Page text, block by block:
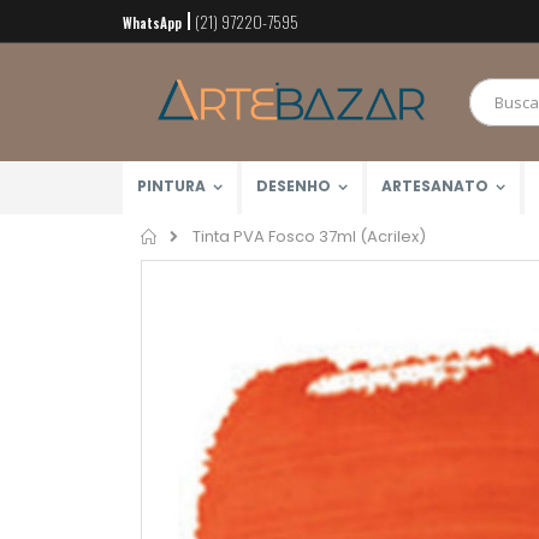
Pular
para
conteúdo
WhatsApp (21) 97220-7595
PINTURA DESENHO ARTESANATO
Home
Tinta PVA Fosco 37ml (Acrilex)
Pular